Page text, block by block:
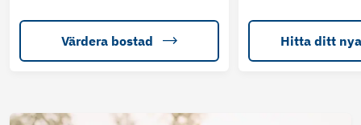
Värdera bostad Hitta ditt